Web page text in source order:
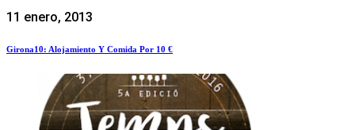
11 enero, 2013
Girona10: Alojamiento Y Comida Por 10 €